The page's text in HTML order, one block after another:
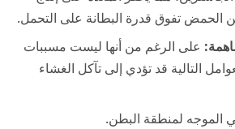
تفوق قدرة البطانة على التحمل.
على الرغم من أنها ليست مسببات
التالية قد تؤدي إلى تآكل الغشاء
الموجه لمنطقة البطن.